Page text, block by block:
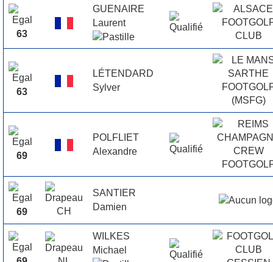
63
GUENAIRE
Laurent
63
LÉTENDARD
Sylver
69
POLFLIET
Alexandre
69
SANTIER
Damien
WILKES
Michael